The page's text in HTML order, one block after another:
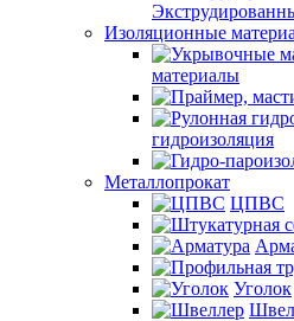
Изоляционные
материалы
гидроизоляция
Металлопрокат
ЦПВС
Уголок